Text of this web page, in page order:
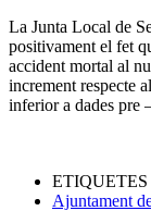
La Junta Local de
positivament el fet
accident mortal al
increment respecte
inferior a dades pre
ETIQUETES
Ajuntament